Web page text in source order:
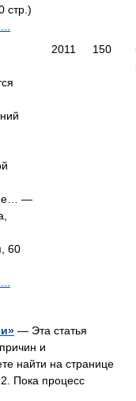
стр.)
—
60
2011 150
— Эта статья
и
найти на странице
Пока процесс